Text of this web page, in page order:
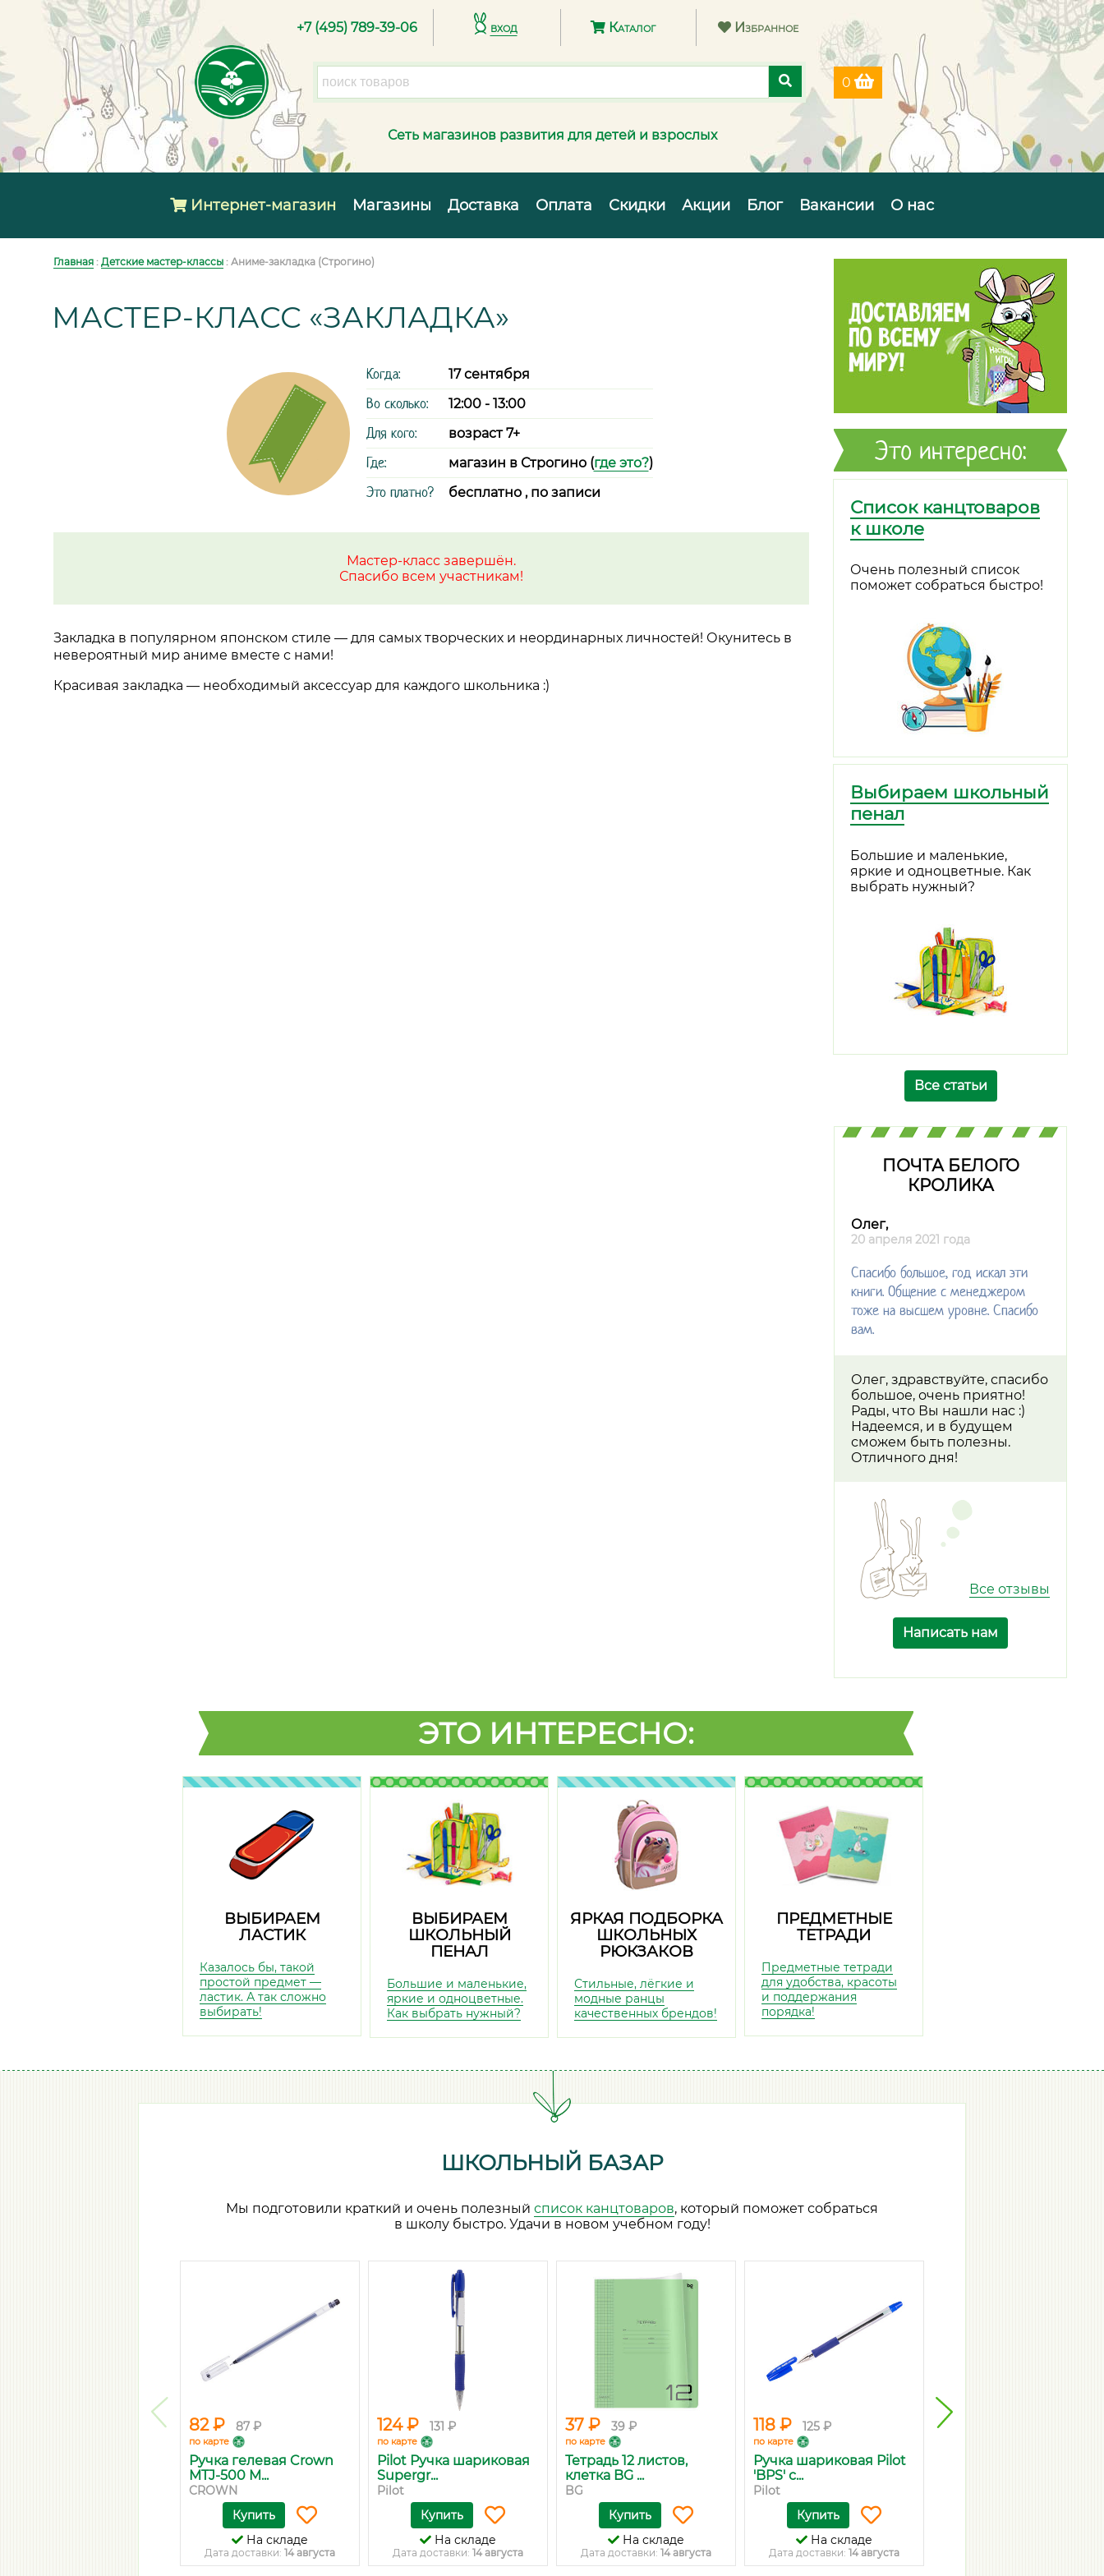
+7 (495) 789-39-06 вход Каталог Избранное
0
Сеть магазинов развития для детей и взрослых
Интернет-магазин Магазины Доставка Оплата Скидки Акции Блог Вакансии О нас
Главная : Детские мастер-классы : Аниме-закладка (Строгино)
МАСТЕР-КЛАСС «ЗАКЛАДКА»
Когда: 17 сентября
Во сколько: 12:00 - 13:00
Для кого: возраст 7+
Где: магазин в Строгино (где это?)
Это платно? бесплатно , по записи
Мастер-класс завершён.
Спасибо всем участникам!
Закладка в популярном японском стиле — для самых творческих и неординарных личностей! Окунитесь в
невероятный мир аниме вместе с нами!
Красивая закладка — необходимый аксессуар для каждого школьника :)
Это интересно:
Список канцтоваров
к школе
Очень полезный список
поможет собраться быстро!
Выбираем школьный
пенал
Большие и маленькие,
яркие и одноцветные. Как
выбрать нужный?
Все статьи
ПОЧТА БЕЛОГО
КРОЛИКА
Олег,
20 апреля 2021 года
Спасибо большое, год искал эти
книги. Общение с менеджером
тоже на высшем уровне. Спасибо
вам.
Олег, здравствуйте, спасибо
большое, очень приятно!
Рады, что Вы нашли нас :)
Надеемся, и в будущем
сможем быть полезны.
Отличного дня!
Все отзывы
Написать нам
ЭТО ИНТЕРЕСНО:
ВЫБИРАЕМ
ЛАСТИК
Казалось бы, такой
простой предмет —
ластик. А так сложно
выбирать!
ВЫБИРАЕМ
ШКОЛЬНЫЙ
ПЕНАЛ
Большие и маленькие,
яркие и одноцветные.
Как выбрать нужный?
ЯРКАЯ ПОДБОРКА
ШКОЛЬНЫХ
РЮКЗАКОВ
Стильные, лёгкие и
модные ранцы
качественных брендов!
ПРЕДМЕТНЫЕ
ТЕТРАДИ
Предметные тетради
для удобства, красоты
и поддержания
порядка!
ШКОЛЬНЫЙ БАЗАР
Мы подготовили краткий и очень полезный список канцтоваров, который поможет собраться
в школу быстро. Удачи в новом учебном году!
82 ₽ 87 ₽
по карте
Ручка гелевая Crown
MTJ-500 M...
CROWN
Купить
На складе
Дата доставки: 14 августа
124 ₽ 131 ₽
по карте
Pilot Ручка шариковая
Supergr...
Pilot
Купить
На складе
Дата доставки: 14 августа
37 ₽ 39 ₽
по карте
Тетрадь 12 листов,
клетка BG ...
BG
Купить
На складе
Дата доставки: 14 августа
118 ₽ 125 ₽
по карте
Ручка шариковая Pilot
'BPS' с...
Pilot
Купить
На складе
Дата доставки: 14 августа
97 ₽